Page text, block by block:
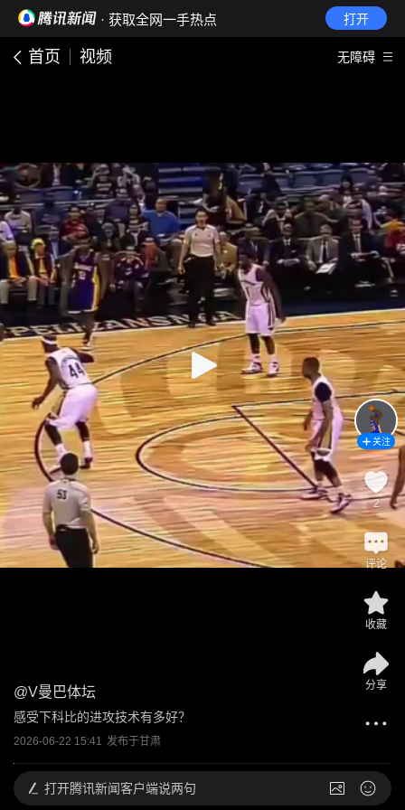
· 获取全网一手热点 打开
首页 视频 无障碍
@V曼巴体坛
感受下科比的进攻技术有多好？
2026-06-22 15:41 发布于甘肃
关注
2
评论
收藏
分享
打开腾讯新闻客户端说两句